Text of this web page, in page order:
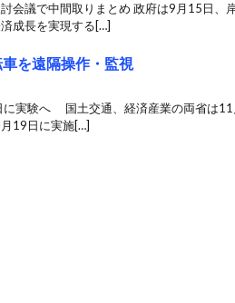
会議で中間取りまとめ 政府は9月15日、
成長を実現する[…]
を遠隔操作・監視
に実験へ 国土交通、経済産業の両省は
19日に実施[…]